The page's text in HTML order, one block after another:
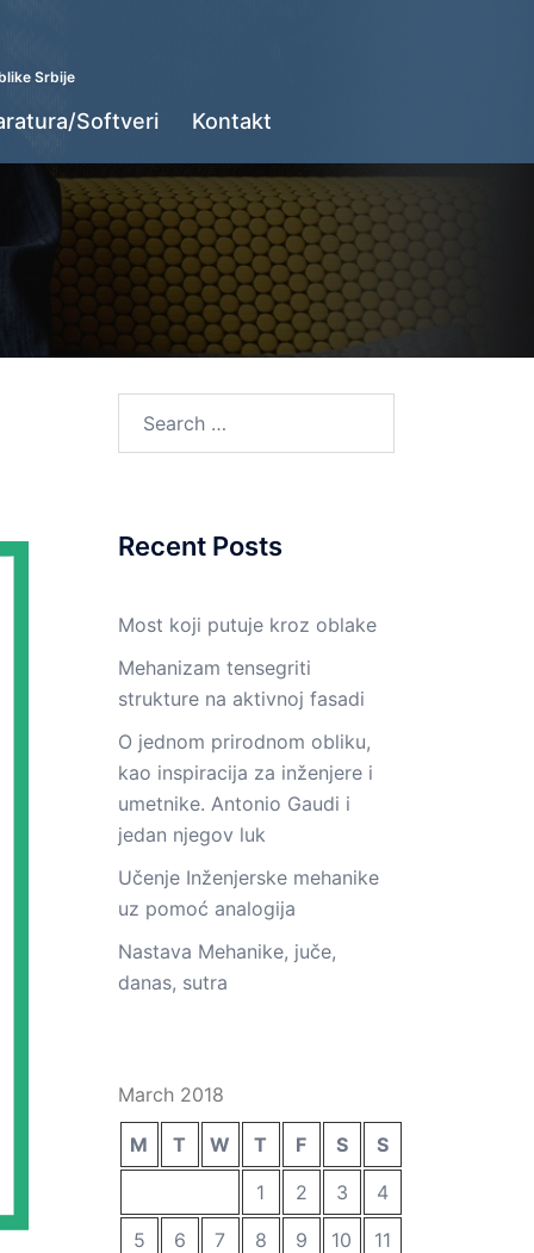
Srbije
Softveri Kontakt
Recent Posts
Most koji putuje kroz oblake
Mehanizam tensegriti
strukture na aktivnoj fasadi
O jednom prirodnom obliku,
kao inspiracija za inženjere i
umetnike. Antonio Gaudi i
jedan njegov luk
Učenje Inženjerske mehanike
uz pomoć analogija
Nastava Mehanike, juče,
danas, sutra
March 2018
M T W T F S
S
1
2 3
4
5
6 7 8 9 10
11